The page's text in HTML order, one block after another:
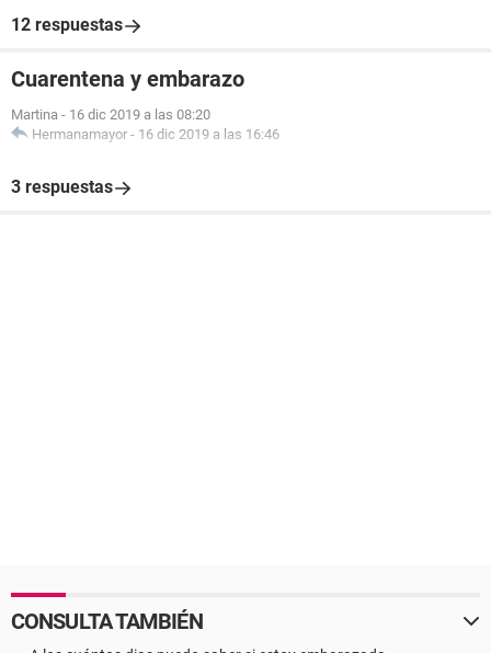
12 respuestas
Cuarentena y embarazo
Martina - 16 dic 2019 a las 08:20
Hermanamayor - 16 dic 2019 a las 16:46
3 respuestas
CONSULTA TAMBIÉN